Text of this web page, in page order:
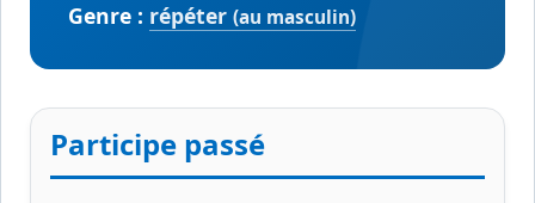
Genre : répéter (au masculin)
Participe passé